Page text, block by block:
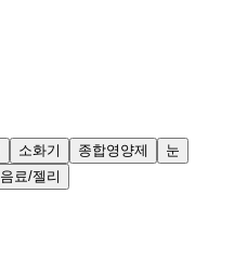
소화기 종합영양제
눈
음료/젤리